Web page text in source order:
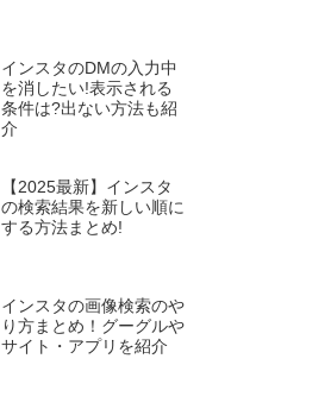
インスタのDMの入力中
を消したい!表示される
条件は?出ない方法も紹
介
【2025最新】インスタ
の検索結果を新しい順に
する方法まとめ!
インスタの画像検索のや
り方まとめ！グーグルや
サイト・アプリを紹介